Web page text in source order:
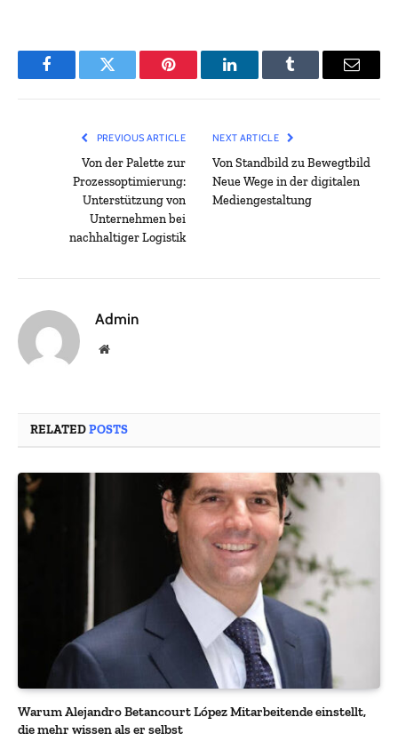
FacebookTwitter Pinterest LinkedInTumblr Email
PREVIOUS ARTICLE
Von der Palette zur
Prozessoptimierung:
Unterstützung von
Unternehmen bei
nachhaltiger Logistik
NEXT ARTICLE
Von Standbild zu Bewegtbild
Neue Wege in der digitalen
Mediengestaltung
Admin
Website
RELATEDPOSTS
Warum Alejandro Betancourt López Mitarbeitende einstellt,
die mehr wissen als er selbst